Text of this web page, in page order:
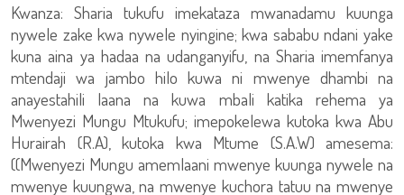
Kwanza: Sharia tukufu imekataza mwanadamu kuunga
nywele zake kwa nywele nyingine; kwa sababu ndani yake
kuna aina ya hadaa na udanganyifu, na Sharia imemfanya
mtendaji wa jambo hilo kuwa ni mwenye dhambi na
anayestahili laana na kuwa mbali katika rehema ya
Mwenyezi Mungu Mtukufu; imepokelewa kutoka kwa Abu
Hurairah (R.A), kutoka kwa Mtume (S.A.W) amesema:
((Mwenyezi Mungu amemlaani mwenye kuunga nywele na
mwenye kuungwa, na mwenye kuchora tatuu na mwenye